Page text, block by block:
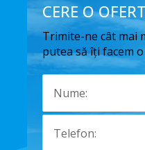
CERE O
Trimite-ne cât mai
putea să îți facem